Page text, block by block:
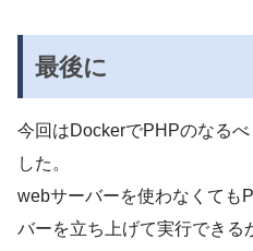
最後に
今回はDockerでPHPのなる
した。
webサーバーを使わなくても
バーを立ち上げて実行できる